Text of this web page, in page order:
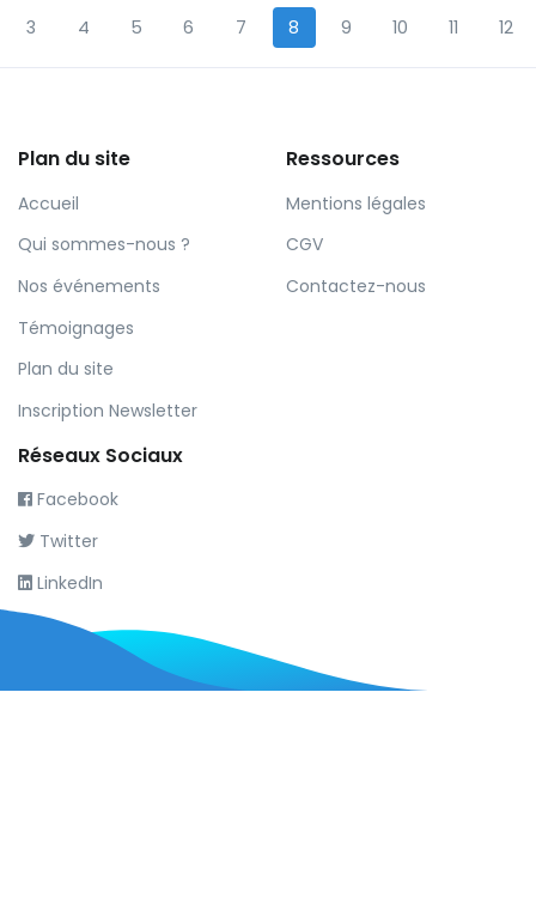
3 4 5 6 7 8 9 10 11 12
Plan du site
Accueil
Qui sommes-nous ?
Nos événements
Témoignages
Plan du site
Inscription Newsletter
Ressources
Mentions légales
CGV
Contactez-nous
Réseaux Sociaux
Facebook
Twitter
LinkedIn